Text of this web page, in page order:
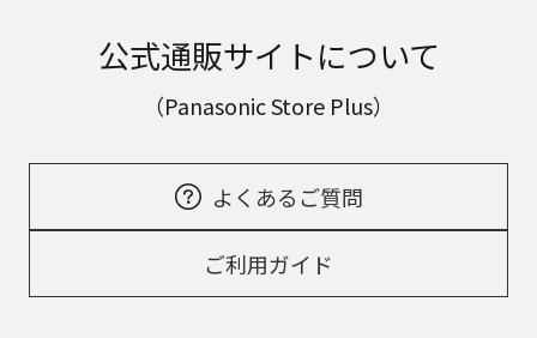
公式通販サイトについて
（Panasonic Store Plus）
よくあるご質問
ご利用ガイド